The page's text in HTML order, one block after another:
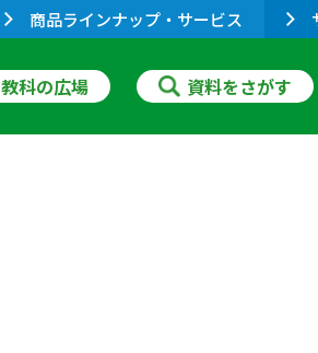
商品ラインナップ・サービス
教科の広場 資料をさがす